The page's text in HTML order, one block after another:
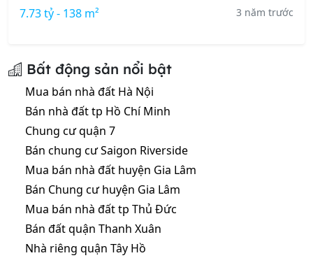
7.73 tỷ - 138 m² 3 năm trước
Bất động sản nổi bật
Mua bán nhà đất Hà Nội
Bán nhà đất tp Hồ Chí Minh
Chung cư quận 7
Bán chung cư Saigon Riverside
Mua bán nhà đất huyện Gia Lâm
Bán Chung cư huyện Gia Lâm
Mua bán nhà đất tp Thủ Đức
Bán đất quận Thanh Xuân
Nhà riêng quận Tây Hồ